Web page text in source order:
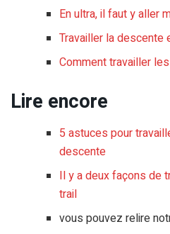
En ultra, il faut y aller
Travailler la descente
Comment travailler
Lire encore
5 astuces pour
descente
Il y a deux façons de
trail
vous pouvez relire